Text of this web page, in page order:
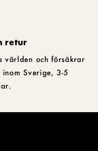
retur
världen och försäkrar
Sverige, 3-5